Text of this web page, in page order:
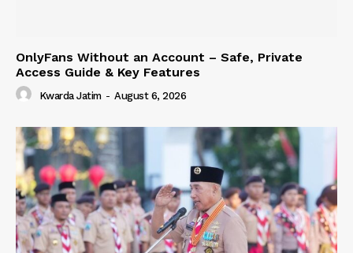
OnlyFans Without an Account – Safe, Private
Access Guide & Key Features
Kwarda Jatim - August 6, 2026